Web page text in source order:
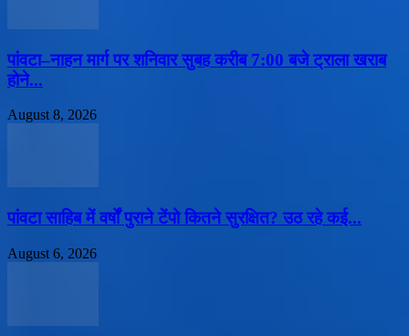
पांवटा–नाहन मार्ग पर शनिवार सुबह करीब 7:00 बजे ट्राला खराब
होने...
August 8, 2026
पांवटा साहिब में वर्षों पुराने टेंपो कितने सुरक्षित? उठ रहे कई...
August 6, 2026